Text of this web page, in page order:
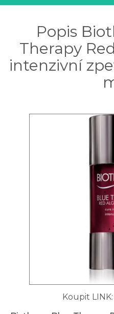
Popis
Therapy
intenzivní
Koupit LINK: